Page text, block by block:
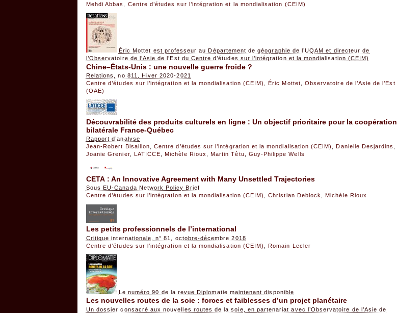
Mehdi Abbas
Centre d’études sur l’intégration et la mondialisation (CEIM)
Éric Mottet est professeur au Département de géographie de l’UQAM et directeur de
l’Observatoire de l’Asie de l’Est du Centre d’études sur l’intégration et la mondialisation (CEIM)
Chine–États-Unis : une nouvelle guerre froide ?
Relations, no 811, Hiver 2020-2021
Centre d’études sur l’intégration et la mondialisation (CEIM)
,Éric Mottet
Observatoire de l’Asie de l’Est
(OAE)
Découvrabilité des produits culturels en ligne : Un objectif prioritaire pour la coopération
bilatérale France-Québec
Rapport d’analyse
Jean-Robert Bisaillon ,Centre d’études sur l’intégration et la mondialisation (CEIM) Danielle Desjardins
Joanie Grenier, LATICCE Michèle Rioux Martin Têtu Guy-Philippe Wells
CETA : An Innovative Agreement with Many Unsettled Trajectories
Sous EU-Canada Network Policy Brief
Centre d’études sur l’intégration et la mondialisation (CEIM)
,Christian Deblock Michèle Rioux
Les petits professionnels de l’international
Critique internationale, n° 81, octobre-décembre 2018
Centre d’études sur l’intégration et la mondialisation (CEIM)
,Romain Lecler
Le numéro 90 de la revue Diplomatie maintenant disponible
Les nouvelles routes de la soie : forces et faiblesses d’un projet planétaire
Un dossier consacré aux nouvelles routes de la soie, en partenariat avec l’Observatoire de l’Asie de